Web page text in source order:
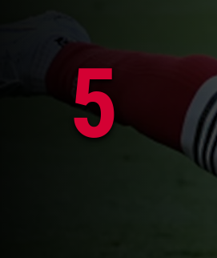
5